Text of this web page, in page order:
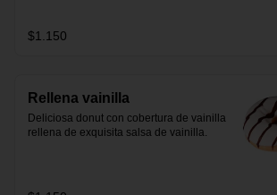
$1.150
Rellena vainilla
Deliciosa donut con cobertura de vainilla
rellena de exquisita salsa de vainilla.